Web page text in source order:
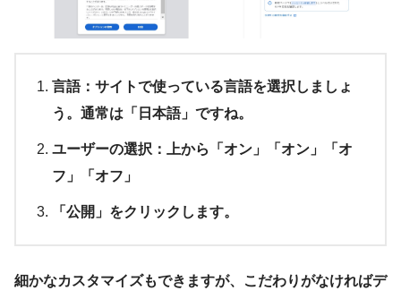
言語：サイトで使っている言語を選択しましょ
う。通常は「日本語」ですね。
ユーザーの選択：上から「オン」「オン」「オ
フ」「オフ」
「公開」をクリックします。
細かなカスタマイズもできますが、こだわりがなければデ